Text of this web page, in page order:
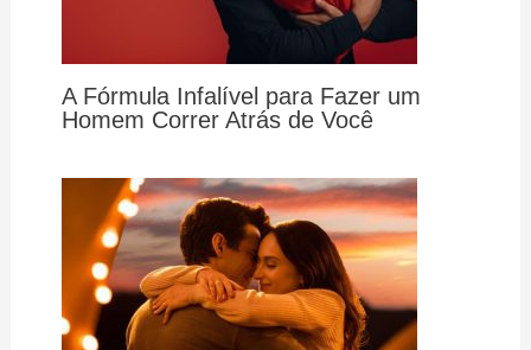
A Fórmula Infalível para Fazer um
Homem Correr Atrás de Você